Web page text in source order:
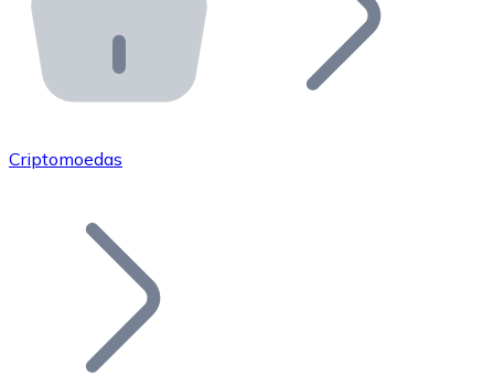
API Bitnovo
Integre nossa API no seu ecossistema.
Junte-se à nossa rede de revendedores e comercialize
Adicione o token do seu projeto ao nosso serviço de
Criptomoedas